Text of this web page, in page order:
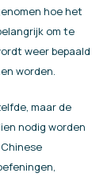
hoe het
om te
weer bepaald
worden.
maar de
nodig worden